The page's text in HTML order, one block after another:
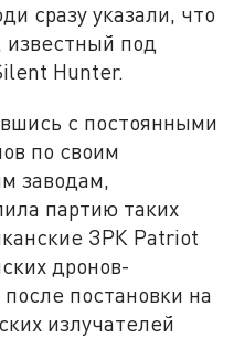
сразу указали, что
известный под
Hunter.
с постоянными
по своим
заводам,
партию таких
ЗРК Patriot
дронов-
постановки на
излучателей